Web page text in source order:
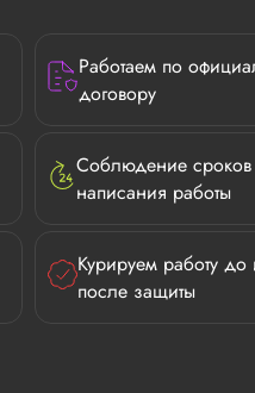
Работаем по
договору
Соблюдение сроков
написания работы
Курируем работу до
после защиты